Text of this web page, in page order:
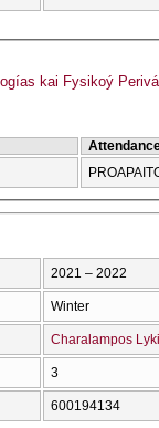
kai Fysikoý
2021 – 2022
Winter
Charalampos
3
600194134